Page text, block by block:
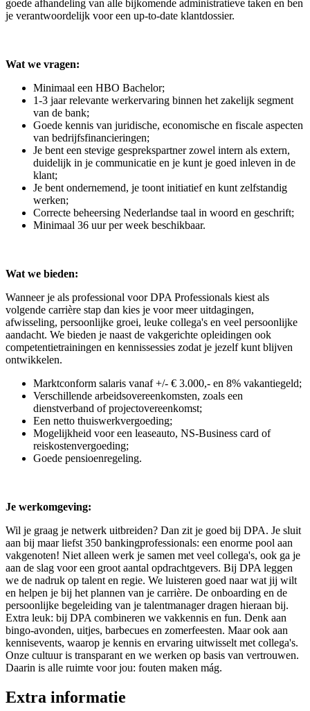
goede afhandeling van alle bijkomende administratieve taken en ben
je verantwoordelijk voor een up-to-date klantdossier.
Wat we vragen:
Minimaal een HBO Bachelor;
1-3 jaar relevante werkervaring binnen het zakelijk segment
van de bank;
Goede kennis van juridische, economische en fiscale aspecten
van bedrijfsfinancieringen;
Je bent een stevige gesprekspartner zowel intern als extern,
duidelijk in je communicatie en je kunt je goed inleven in de
klant;
Je bent ondernemend, je toont initiatief en kunt zelfstandig
werken;
Correcte beheersing Nederlandse taal in woord en geschrift;
Minimaal 36 uur per week beschikbaar.
Wat we bieden:
Wanneer je als professional voor DPA Professionals kiest als
volgende carrière stap dan kies je voor meer uitdagingen,
afwisseling, persoonlijke groei, leuke collega's en veel persoonlijke
aandacht. We bieden je naast de vakgerichte opleidingen ook
competentietrainingen en kennissessies zodat je jezelf kunt blijven
ontwikkelen.
Marktconform salaris vanaf +/- € 3.000,- en 8% vakantiegeld;
Verschillende arbeidsovereenkomsten, zoals een
dienstverband of projectovereenkomst;
Een netto thuiswerkvergoeding;
Mogelijkheid voor een leaseauto, NS-Business card of
reiskostenvergoeding;
Goede pensioenregeling.
Je werkomgeving:
Wil je graag je netwerk uitbreiden? Dan zit je goed bij DPA. Je sluit
aan bij maar liefst 350 bankingprofessionals: een enorme pool aan
vakgenoten! Niet alleen werk je samen met veel collega's, ook ga je
aan de slag voor een groot aantal opdrachtgevers. Bij DPA leggen
we de nadruk op talent en regie. We luisteren goed naar wat jij wilt
en helpen je bij het plannen van je carrière. De onboarding en de
persoonlijke begeleiding van je talentmanager dragen hieraan bij.
Extra leuk: bij DPA combineren we vakkennis en fun. Denk aan
bingo-avonden, uitjes, barbecues en zomerfeesten. Maar ook aan
kennisevents, waarop je kennis en ervaring uitwisselt met collega's.
Onze cultuur is transparant en we werken op basis van vertrouwen.
Daarin is alle ruimte voor jou: fouten maken mág.
Extra informatie